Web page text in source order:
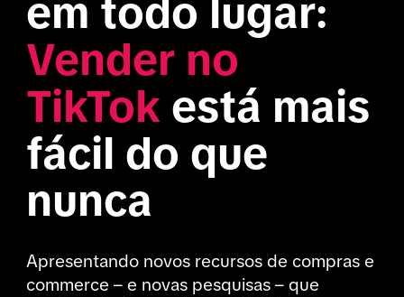
Vender no
TikTok está mais
fácil do que
nunca
Apresentando novos recursos de compras e
commerce – e novas pesquisas – que